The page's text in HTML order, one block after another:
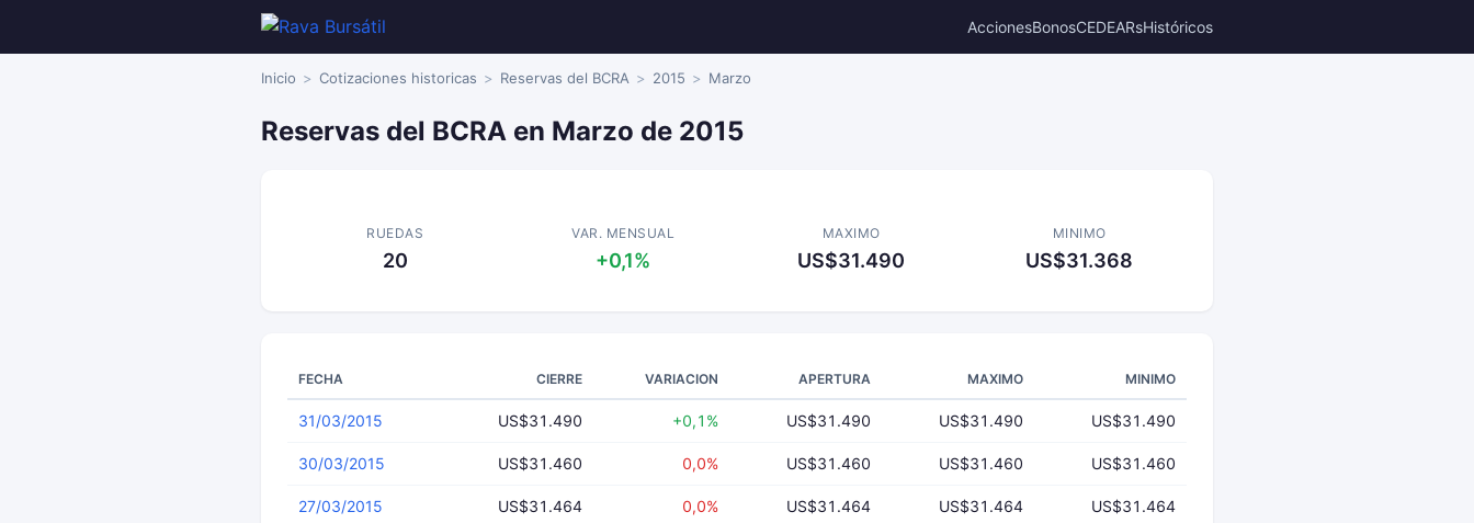
AccionesBonosCEDEARsHistóricos
Inicio Cotizaciones historicas Reservas del BCRA 2015 Marzo
Reservas del BCRA en Marzo de 2015
RUEDAS
20
VAR. MENSUAL
+0,1%
MAXIMO
US$31.490
MINIMO
US$31.368
FECHA CIERRE VARIACION APERTURA MAXIMO MINIMO
31/03/2015 US$31.490 +0,1% US$31.490 US$31.490 US$31.490
30/03/2015 US$31.460 0,0% US$31.460 US$31.460 US$31.460
27/03/2015 US$31.464 0,0% US$31.464 US$31.464 US$31.464